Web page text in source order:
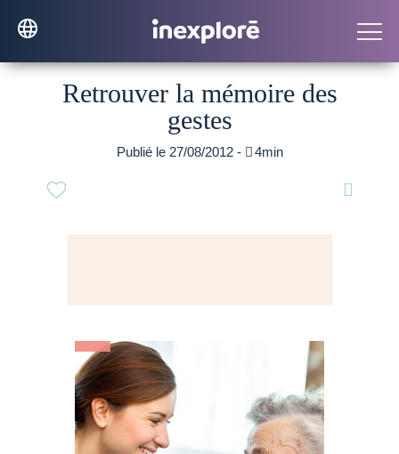
Retrouver la mémoire des
gestes
Publié le 27/08/2012 - 4min
